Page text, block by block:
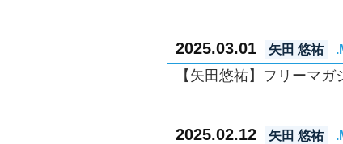
2025.03.01 矢田 悠祐
【矢田悠祐】フリーマ
2025.02.12 矢田 悠祐